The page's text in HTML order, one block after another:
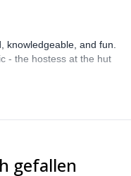
knowledgeable, and fun.
- the hostess at the hut
gefallen